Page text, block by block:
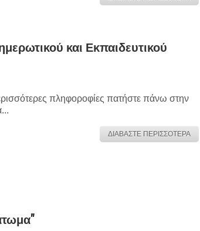
και Εκπαιδευτικού
πληφοροφίες πατήστε πάνω στην
ΔΙΑΒΑΣΤΕ ΠΕΡΙΣΣΟΤΕΡΑ